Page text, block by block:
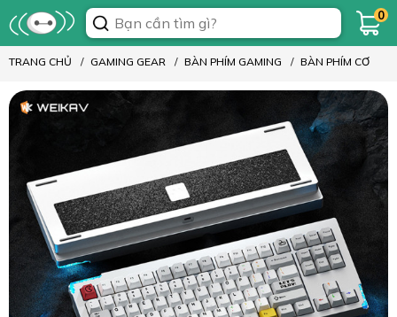
0
TRANG CHỦ GAMING GEAR BÀN PHÍM GAMING BÀN PHÍM CƠ